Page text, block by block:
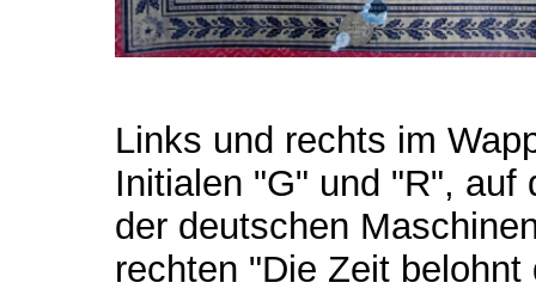
Links und rechts im
Initialen "G" und "R", auf
der deutschen
rechten "Die Zeit